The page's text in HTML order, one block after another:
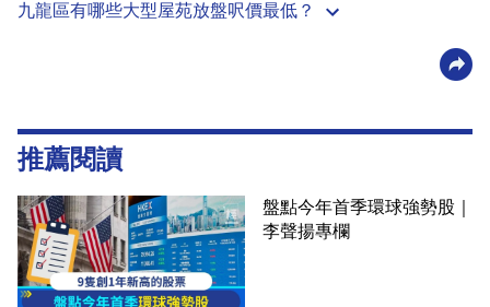
九龍區有哪些大型屋苑放盤呎價最低？
推薦閱讀
盤點今年首季環球強勢股｜
李聲揚專欄